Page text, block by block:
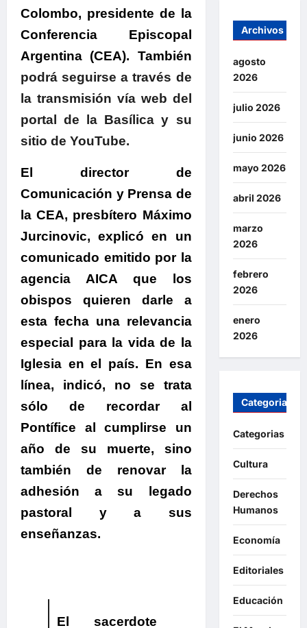
Colombo, presidente de la
Conferencia Episcopal
Argentina (CEA). También
podrá seguirse a través de
la transmisión vía web del
portal de la Basílica y su
sitio de YouTube.
El director de
Comunicación y Prensa de
la CEA, presbítero Máximo
Jurcinovic, explicó en un
comunicado emitido por la
agencia AICA que los
obispos quieren darle a
esta fecha una relevancia
especial para la vida de la
Iglesia en el país. En esa
línea, indicó, no se trata
sólo de recordar al
Pontífice al cumplirse un
año de su muerte, sino
también de renovar la
adhesión a su legado
pastoral y a sus
enseñanzas.
El sacerdote
Archivos
agosto
2026
julio 2026
junio 2026
mayo 2026
abril 2026
marzo
2026
febrero
2026
enero
2026
Categorias
Categorias
Cultura
Derechos
Humanos
Economía
Editoriales
Educación